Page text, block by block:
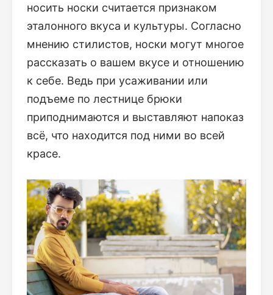
носить носки считается признаком
эталонного вкуса и культуры. Согласно
мнению стилистов, носки могут многое
рассказать о вашем вкусе и отношению
к себе. Ведь при усаживании или
подъеме по лестнице брюки
приподнимаются и выставляют напоказ
всё, что находится под ними во всей
красе.